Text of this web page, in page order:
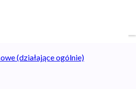
(działające ogólnie)